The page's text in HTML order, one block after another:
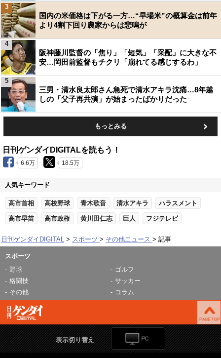
国内の米価格は下がる一方…“早場米”の概算金は前年
より4割下回り農家からは悲鳴が
3
阪神藤川監督の「焦り」「短気」「采配」に大きな不
安…岡田前監督もチクリ「崩れてる感じするわ」
4
三男・清水良太郎さん急死で清水アキラ沈痛…8年越
しの「父子再共演」が始まったばかりだった
5
もっとみる
日刊ゲンダイDIGITALを読もう！
6.6万 18.5万
人気キーワード
高市首相 高校野球 青木歌音 清水アキラ ハラスメント
高市早苗 高市政権 黄川田仁志 巨人 フジテレビ
日刊ゲンダイDIGITAL スポーツ その他ニュース 記事
スポーツ
野球
ゴルフ
格闘技
サッカー
その他
コラム
表示切り替え